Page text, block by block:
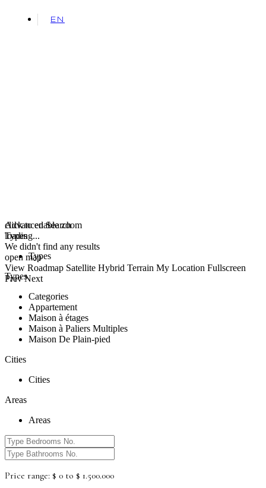
EN
click to enable zoom
loading...
We didn't find any results
open map
View Roadmap Satellite Hybrid Terrain My Location Fullscreen
Prev Next
Advanced Search
Types
Types
Types
Categories
Appartement
Maison à étages
Maison à Paliers Multiples
Maison De Plain-pied
Cities
Cities
Areas
Areas
Price range: $ 0 to $ 1.500.000